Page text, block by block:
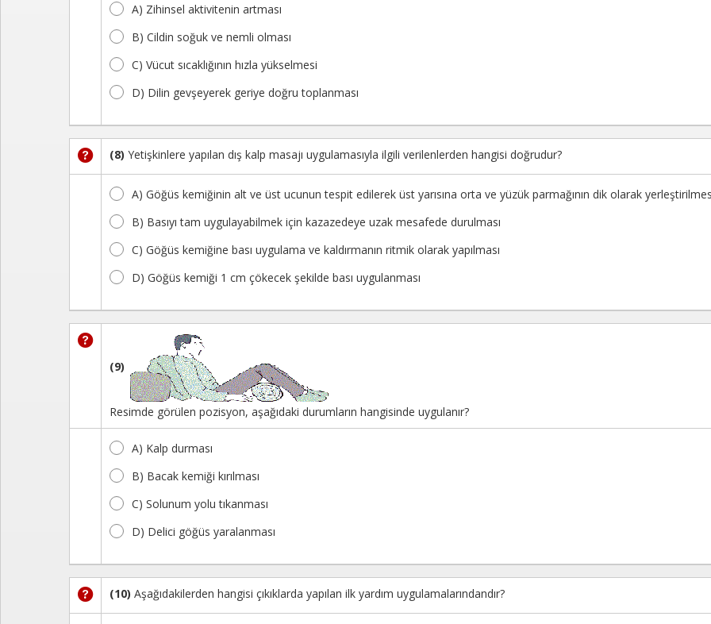
A) Zihinsel aktivitenin artması
B) Cildin soğuk ve nemli olması
C) Vücut sıcaklığının hızla yükselmesi
D) Dilin gevşeyerek geriye doğru toplanması
(8) Yetişkinlere yapılan dış kalp masajı uygulamasıyla ilgili verilenlerden hangisi doğrudur?
A) Göğüs kemiğinin alt ve üst ucunun tespit edilerek üst yarısına orta ve yüzük parmağının dik olarak
B) Basıyı tam uygulayabilmek için kazazedeye uzak mesafede durulması
C) Göğüs kemiğine bası uygulama ve kaldırmanın ritmik olarak yapılması
D) Göğüs kemiği 1 cm çökecek şekilde bası uygulanması
(9)
Resimde görülen pozisyon, aşağıdaki durumların hangisinde uygulanır?
A) Kalp durması
B) Bacak kemiği kırılması
C) Solunum yolu tıkanması
D) Delici göğüs yaralanması
(10) Aşağıdakilerden hangisi çıkıklarda yapılan ilk yardım uygulamalarındandır?